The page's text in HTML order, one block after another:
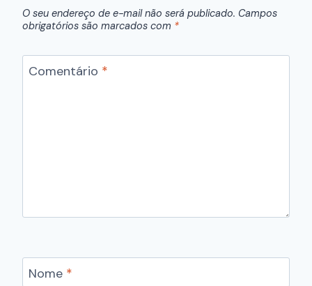
O seu endereço de e-mail não será publicado. Campos
obrigatórios são marcados com *
Comentário *
Nome *